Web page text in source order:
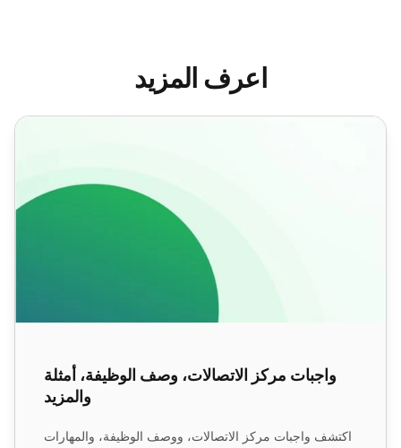
اعرف المزيد
واجبات مركز الاتصالات، وصف الوظيفة، أمثلة والمزيد
واجبات مركز الاتصالات، وصف الوظيفة، أمثلة
والمزيد
اكتشف واجبات مركز الاتصالات، ووصف الوظيفة، والمهارات